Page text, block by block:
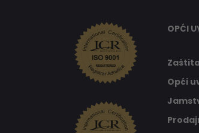
OPĆI
Opći